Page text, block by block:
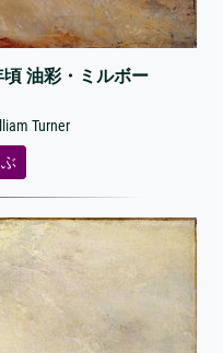
油彩・ミルボー
Turner